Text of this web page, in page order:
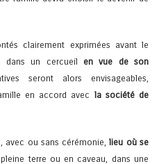
clairement exprimées avant le
dans un cercueil en vue de son
seront alors envisageables,
en accord avec la société de
avec ou sans cérémonie,lieu où se
terre ou en caveau, dans une